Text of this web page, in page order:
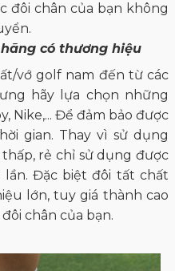
đôi chân của bạn không
có thương hiệu
vớ golf nam đến từ các
hãy lựa chọn những
Nike,... Để đảm bảo được
gian. Thay vì sử dụng
rẻ chỉ sử dụng được
Đặc biệt đôi tất chất
lớn, tuy giá thành cao
chân của bạn.